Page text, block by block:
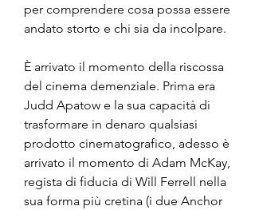
per comprendere cosa possa essere
andato storto e chi sia da incolpare.
È arrivato il momento della riscossa
del cinema demenziale. Prima era
Judd Apatow e la sua capacità di
trasformare in denaro qualsiasi
prodotto cinematografico, adesso è
arrivato il momento di Adam McKay,
regista di fiducia di Will Ferrell nella
sua forma più cretina (i due Anchor